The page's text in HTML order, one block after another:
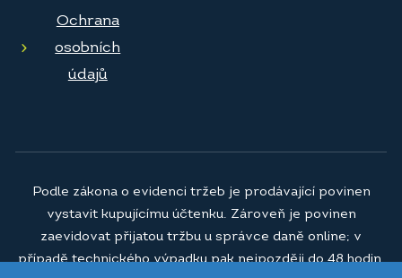
Ochrana
osobních
údajů
Podle zákona o evidenci tržeb je prodávající povinen
vystavit kupujícímu účtenku. Zároveň je povinen
zaevidovat přijatou tržbu u správce daně online; v
případě technického výpadku pak nejpozději do 48 hodin.